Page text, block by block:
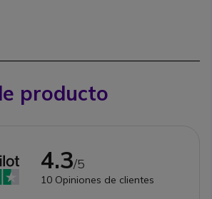
producto
4.3/5
10 Opiniones de clientes